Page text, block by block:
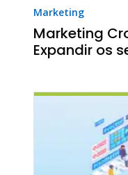
Marketing
Marketing
Expandir os